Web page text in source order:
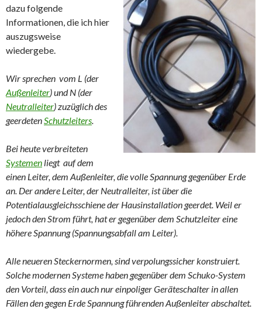
dazu folgende
Informationen, die ich hier
auszugsweise
wiedergebe.
Wir sprechen vom L (der
Außenleiter) und N (der
Neutralleiter) zuzüglich des
geerdetenSchutzleiters.
Bei heute verbreiteten
Systemen liegt auf dem
einen Leiter, dem Außenleiter, die volle Spannung gegenüber Erde
an. Der andere Leiter, der Neutralleiter, ist über die
Potentialausgleichsschiene der Hausinstallation geerdet. Weil er
jedoch den Strom führt, hat er gegenüber dem Schutzleiter eine
höhere Spannung (Spannungsabfall am Leiter).
Alle neueren Steckernormen, sind verpolungssicher konstruiert.
Solche modernen Systeme haben gegenüber dem Schuko-System
den Vorteil, dass ein auch nur einpoliger Geräteschalter in allen
Fällen den gegen Erde Spannung führenden Außenleiter abschaltet.